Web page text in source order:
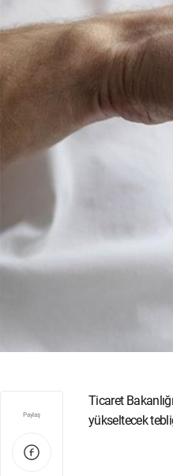
Paylaş
Ticaret
yükseltecek